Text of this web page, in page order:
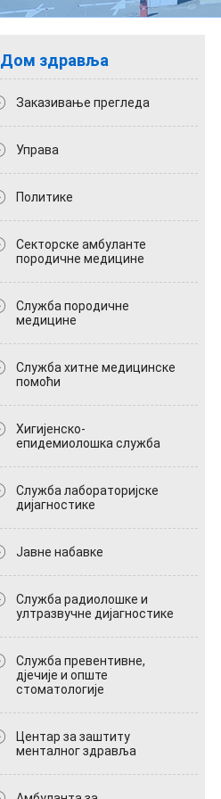
Дом здравља
Заказивање прегледа
Управа
Политикe
Секторске амбуланте
породичне медицине
Служба породичне
медицине
Служба хитне медицинске
помоћи
Хигијенско-
епидемиолошка служба
Служба лабораторијске
дијагностике
Јавне набавке
Служба радиолошке и
ултразвучне дијагностике
Служба превентивне,
дјечије и опште
стоматологије
Центар за заштиту
менталног здравља